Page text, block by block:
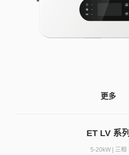
更多
ET LV 系列
5-20kW | 三相